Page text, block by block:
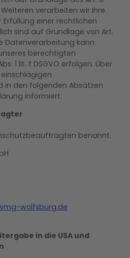
Weiteren verarbeiten wir Ihre
Erfüllung einer rechtlichen
sind auf Grundlage von Art.
Datenverarbeitung kann
berechtigten
1 lit. f DSGVO erfolgen. Über
in den folgenden Absätzen
informiert.
benannt.
wolfsburg.de
in die USA und